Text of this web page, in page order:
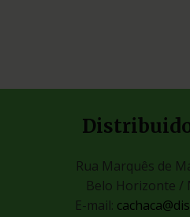
Rua Marquês de
Belo Horizonte /
E-mail: